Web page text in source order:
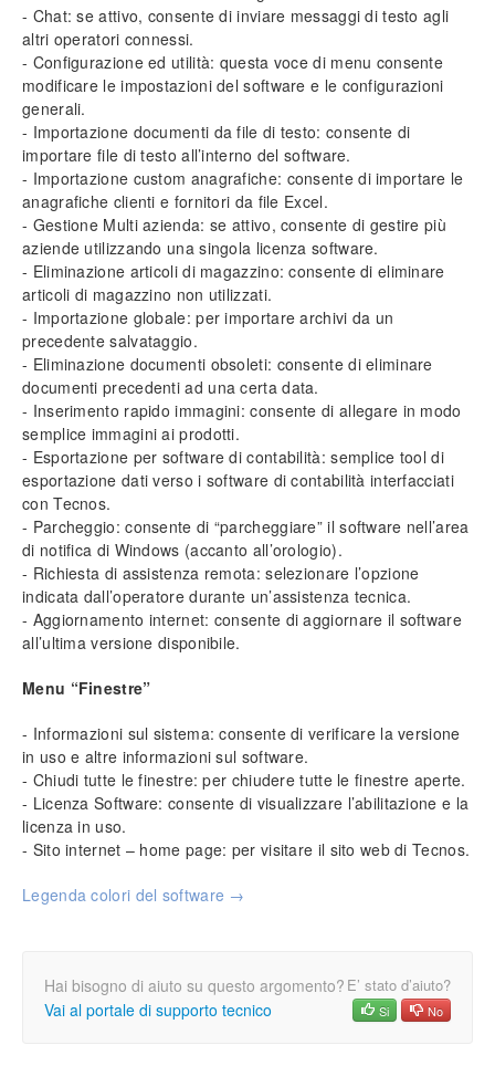
- Chat: se attivo, consente di inviare messaggi di testo agli
altri operatori connessi.
- Configurazione ed utilità: questa voce di menu consente
modificare le impostazioni del software e le configurazioni
generali.
- Importazione documenti da file di testo: consente di
importare file di testo all’interno del software.
- Importazione custom anagrafiche: consente di importare le
anagrafiche clienti e fornitori da file Excel.
- Gestione Multi azienda: se attivo, consente di gestire più
aziende utilizzando una singola licenza software.
- Eliminazione articoli di magazzino: consente di eliminare
articoli di magazzino non utilizzati.
- Importazione globale: per importare archivi da un
precedente salvataggio.
- Eliminazione documenti obsoleti: consente di eliminare
documenti precedenti ad una certa data.
- Inserimento rapido immagini: consente di allegare in modo
semplice immagini ai prodotti.
- Esportazione per software di contabilità: semplice tool di
esportazione dati verso i software di contabilità interfacciati
con Tecnos.
- Parcheggio: consente di “parcheggiare” il software nell’area
di notifica di Windows (accanto all’orologio).
- Richiesta di assistenza remota: selezionare l’opzione
indicata dall’operatore durante un’assistenza tecnica.
- Aggiornamento internet: consente di aggiornare il software
all’ultima versione disponibile.
Menu “Finestre”
- Informazioni sul sistema: consente di verificare la versione
in uso e altre informazioni sul software.
- Chiudi tutte le finestre: per chiudere tutte le finestre aperte.
- Licenza Software: consente di visualizzare l’abilitazione e la
licenza in uso.
- Sito internet – home page: per visitare il sito web di Tecnos.
Legenda colori del software →
Hai bisogno di aiuto su questo argomento?
Vai al portale di supporto tecnico
E’ stato d’aiuto?
Si No